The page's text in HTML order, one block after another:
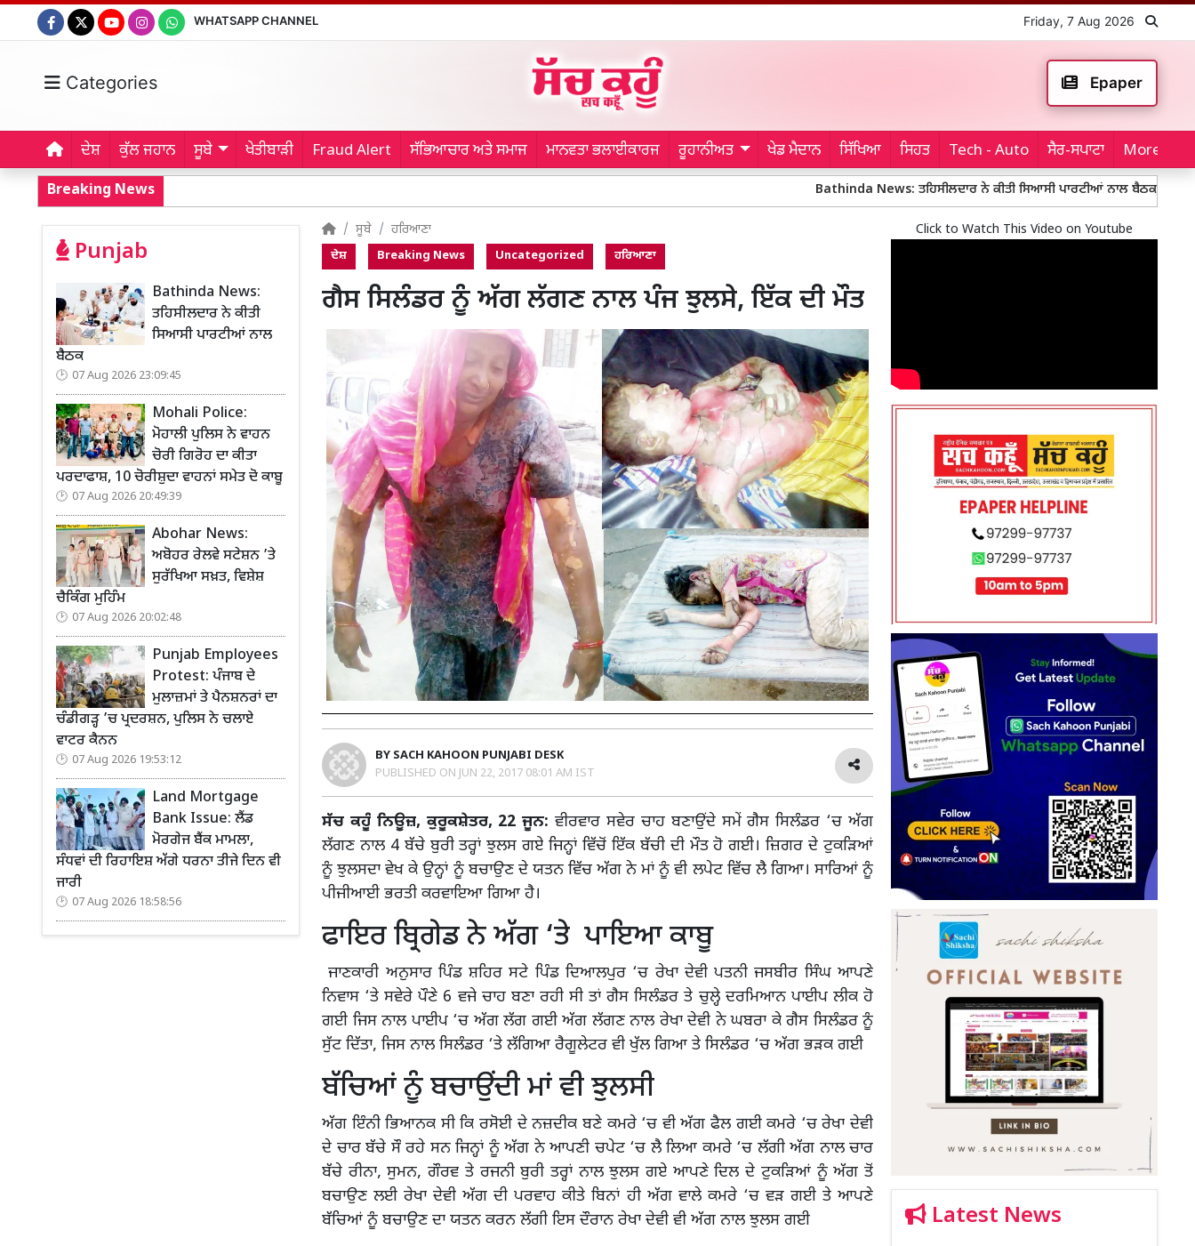
WHATSAPP CHANNEL Friday, 7 Aug 2026
Categories Epaper
ਦੇਸ਼ ਕੁੱਲ ਜਹਾਨ ਸੂਬੇ ਖੇਤੀਬਾੜੀ Fraud Alert ਸੱਭਿਆਚਾਰ ਅਤੇ ਸਮਾਜ ਮਾਨਵਤਾ ਭਲਾਈਕਾਰਜ ਰੂਹਾਨੀਅਤ ਖੇਡ ਮੈਦਾਨ ਸਿੱਖਿਆ ਸਿਹਤ Tech - Auto ਸੈਰ-ਸਪਾਟਾ More...
Breaking News Bathinda News: ਤਹਿਸੀਲਦਾਰ ਨੇ ਕੀਤੀ ਸਿਆਸੀ ਪਾਰਟੀਆਂ ਨਾਲ ਬੈਠਕ Mohali
Punjab
Bathinda News:
ਤਹਿਸੀਲਦਾਰ ਨੇ ਕੀਤੀ
ਸਿਆਸੀ ਪਾਰਟੀਆਂ ਨਾਲ
ਬੈਠਕ
07 Aug 2026 23:09:45
Mohali Police:
ਮੋਹਾਲੀ ਪੁਲਿਸ ਨੇ ਵਾਹਨ
ਚੋਰੀ ਗਿਰੋਹ ਦਾ ਕੀਤਾ
ਪਰਦਾਫਾਸ਼, 10 ਚੋਰੀਸ਼ੁਦਾ ਵਾਹਨਾਂ ਸਮੇਤ ਦੋ ਕਾਬੂ
07 Aug 2026 20:49:39
Abohar News:
ਅਬੋਹਰ ਰੇਲਵੇ ਸਟੇਸ਼ਨ ’ਤੇ
ਸੁਰੱਖਿਆ ਸਖ਼ਤ, ਵਿਸ਼ੇਸ਼
ਚੈਕਿੰਗ ਮੁਹਿੰਮ
07 Aug 2026 20:02:48
Punjab Employees
Protest: ਪੰਜਾਬ ਦੇ
ਮੁਲਾਜ਼ਮਾਂ ਤੇ ਪੈਨਸ਼ਨਰਾਂ ਦਾ
ਚੰਡੀਗੜ੍ਹ ’ਚ ਪ੍ਰਦਰਸ਼ਨ, ਪੁਲਿਸ ਨੇ ਚਲਾਏ
ਵਾਟਰ ਕੈਨਨ
07 Aug 2026 19:53:12
Land Mortgage
Bank Issue: ਲੈਂਡ
ਮੋਰਗੇਜ ਬੈਂਕ ਮਾਮਲਾ,
ਸੰਧਵਾਂ ਦੀ ਰਿਹਾਇਸ਼ ਅੱਗੇ ਧਰਨਾ ਤੀਜੇ ਦਿਨ ਵੀ
ਜਾਰੀ
07 Aug 2026 18:58:56
ਸੂਬੇ ਹਰਿਆਣਾ
ਦੇਸ਼ Breaking News Uncategorized ਹਰਿਆਣਾ
ਗੈਸ ਸਿਲੰਡਰ ਨੂੰ ਅੱਗ ਲੱਗਣ ਨਾਲ ਪੰਜ ਝੁਲਸੇ, ਇੱਕ ਦੀ ਮੌਤ
BY SACH KAHOON PUNJABI DESK
PUBLISHED ON JUN 22, 2017 08:01 AM IST
ਸੱਚ ਕਹੂੰ ਨਿਊਜ਼, ਕੁਰੂਕਸ਼ੇਤਰ, 22 ਜੂਨ: ਵੀਰਵਾਰ ਸਵੇਰ ਚਾਹ ਬਣਾਉਂਦੇ ਸਮੇਂ ਗੈਸ ਸਿਲੰਡਰ ‘ਚ ਅੱਗ
ਲੱਗਣ ਨਾਲ 4 ਬੱਚੇ ਬੁਰੀ ਤਰ੍ਹਾਂ ਝੁਲਸ ਗਏ ਜਿਨ੍ਹਾਂ ਵਿੱਚੋਂ ਇੱਕ ਬੱਚੀ ਦੀ ਮੌਤ ਹੋ ਗਈ। ਜ਼ਿਗਰ ਦੇ ਟੁਕੜਿਆਂ
ਨੂੰ ਝੁਲਸਦਾ ਵੇਖ ਕੇ ਉਨ੍ਹਾਂ ਨੂੰ ਬਚਾਉਣ ਦੇ ਯਤਨ ਵਿੱਚ ਅੱਗ ਨੇ ਮਾਂ ਨੂੰ ਵੀ ਲਪੇਟ ਵਿੱਚ ਲੈ ਗਿਆ। ਸਾਰਿਆਂ ਨੂੰ
ਪੀਜੀਆਈ ਭਰਤੀ ਕਰਵਾਇਆ ਗਿਆ ਹੈ।
ਫਾਇਰ ਬ੍ਰਿਗੇਡ ਨੇ ਅੱਗ ‘ਤੇ ਪਾਇਆ ਕਾਬੂ
ਜਾਣਕਾਰੀ ਅਨੁਸਾਰ ਪਿੰਡ ਸ਼ਹਿਰ ਸਟੇ ਪਿੰਡ ਦਿਆਲਪੁਰ ‘ਚ ਰੇਖਾ ਦੇਵੀ ਪਤਨੀ ਜਸਬੀਰ ਸਿੰਘ ਆਪਣੇ
ਨਿਵਾਸ ‘ਤੇ ਸਵੇਰੇ ਪੌਣੇ 6 ਵਜੇ ਚਾਹ ਬਣਾ ਰਹੀ ਸੀ ਤਾਂ ਗੈਸ ਸਿਲੰਡਰ ਤੇ ਚੁਲ੍ਹੇ ਦਰਮਿਆਨ ਪਾਈਪ ਲੀਕ ਹੋ
ਗਈ ਜਿਸ ਨਾਲ ਪਾਈਪ ‘ਚ ਅੱਗ ਲੱਗ ਗਈ ਅੱਗ ਲੱਗਣ ਨਾਲ ਰੇਖਾ ਦੇਵੀ ਨੇ ਘਬਰਾ ਕੇ ਗੈਸ ਸਿਲੰਡਰ ਨੂੰ
ਸੁੱਟ ਦਿੱਤਾ, ਜਿਸ ਨਾਲ ਸਿਲੰਡਰ ‘ਤੇ ਲੱਗਿਆ ਰੈਗੂਲੇਟਰ ਵੀ ਖੁੱਲ ਗਿਆ ਤੇ ਸਿਲੰਡਰ ‘ਚ ਅੱਗ ਭੜਕ ਗਈ
ਬੱਚਿਆਂ ਨੂੰ ਬਚਾਉਂਦੀ ਮਾਂ ਵੀ ਝੁਲਸੀ
ਅੱਗ ਇੰਨੀ ਭਿਆਨਕ ਸੀ ਕਿ ਰਸੋਈ ਦੇ ਨਜ਼ਦੀਕ ਬਣੇ ਕਮਰੇ ‘ਚ ਵੀ ਅੱਗ ਫੈਲ ਗਈ ਕਮਰੇ ‘ਚ ਰੇਖਾ ਦੇਵੀ
ਦੇ ਚਾਰ ਬੱਚੇ ਸੌ ਰਹੇ ਸਨ ਜਿਨ੍ਹਾਂ ਨੂੰ ਅੱਗ ਨੇ ਆਪਣੀ ਚਪੇਟ ‘ਚ ਲੈ ਲਿਆ ਕਮਰੇ ‘ਚ ਲੱਗੀ ਅੱਗ ਨਾਲ ਚਾਰ
ਬੱਚੇ ਰੀਨਾ, ਸੁਮਨ, ਗੌਰਵ ਤੇ ਰਜਨੀ ਬੁਰੀ ਤਰ੍ਹਾਂ ਨਾਲ ਝੁਲਸ ਗਏ ਆਪਣੇ ਦਿਲ ਦੇ ਟੁਕੜਿਆਂ ਨੂੰ ਅੱਗ ਤੋਂ
ਬਚਾਉਣ ਲਈ ਰੇਖਾ ਦੇਵੀ ਅੱਗ ਦੀ ਪਰਵਾਹ ਕੀਤੇ ਬਿਨਾਂ ਹੀ ਅੱਗ ਵਾਲੇ ਕਮਰੇ ‘ਚ ਵੜ ਗਈ ਤੇ ਆਪਣੇ
ਬੱਚਿਆਂ ਨੂੰ ਬਚਾਉਣ ਦਾ ਯਤਨ ਕਰਨ ਲੱਗੀ ਇਸ ਦੌਰਾਨ ਰੇਖਾ ਦੇਵੀ ਵੀ ਅੱਗ ਨਾਲ ਝੁਲਸ ਗਈ
Click to Watch This Video on Youtube
Latest News